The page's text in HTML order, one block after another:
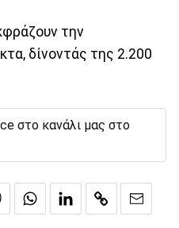
την
δίνοντάς της 2.200
στο κανάλι μας στο